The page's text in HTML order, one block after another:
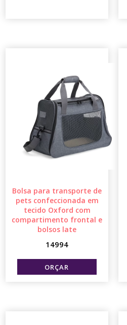
Bolsa para transporte de
pets confeccionada em
tecido Oxford com
compartimento frontal e
bolsos late
14994